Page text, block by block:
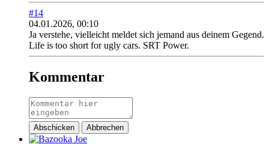
#14
04.01.2026, 00:10
Ja verstehe, vielleicht meldet sich jemand aus deinem Gegend.
Life is too short for ugly cars. SRT Power.
Kommentar
Abschicken Abbrechen